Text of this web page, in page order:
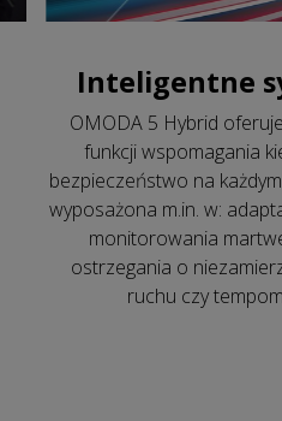
Inteligentne
OMODA 5 Hybrid
funkcji wspomagania
bezpieczeństwo na
wyposażona m.in. w:
monitorowania
ostrzegania o
ruchu czy